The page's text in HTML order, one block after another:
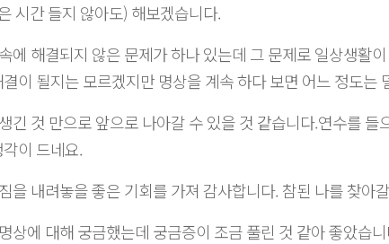
시간 들지 않아도) 해보겠습니다.
에 해결되지 않은 문제가 하나 있는데 그 문제로 일상생활
이 될지는 모르겠지만 명상을 계속 하다 보면 어느 정도는
긴 것 만으로 앞으로 나아갈 수 있을 것 같습니다.연수를
이 드네요.
을 내려놓을 좋은 기회를 가져 감사합니다. 참된 나를 찾아
상에 대해 궁금했는데 궁금증이 조금 풀린 것 같아 좋았습